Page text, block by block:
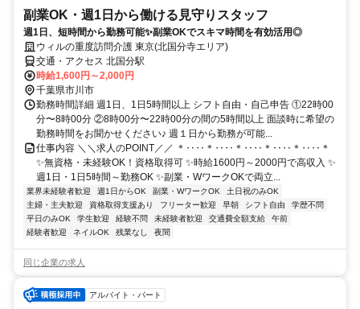
副業OK・週1日から働ける見守りスタッフ
週1日、短時間から勤務可能✨副業OKでスキマ時間を有効活用◎
ウィルの重度訪問介護 東京(北国分寺エリア)
交通・アクセス 北国分駅
時給1,600円～2,000円
千葉県市川市
勤務時間詳細 週1日、1日5時間以上 シフト自由・自己申告 ①22時00
分〜8時00分 ②8時00分〜22時00分の間の5時間以上 面談時に希望の
勤務時間をお聞かせください♪ 週１日から勤務が可能...
仕事内容 ＼＼求人のPOINT／／ ＊‥‥＊‥‥＊‥‥＊‥‥＊‥‥＊
✨無資格・未経験OK！資格取得可 ✨時給1600円～2000円で高収入 ✨
週1日・1日5時間～勤務OK ✨副業・WワークOKで両立...
業界未経験者歓迎 週1日からOK 副業・WワークOK
土日祝のみOK
主婦・主夫歓迎
資格取得支援あり フリーター歓迎 早朝 シフト自由
学歴不問
平日のみOK
学生歓迎 経験不問 未経験者歓迎 交通費全額支給
午前
経験者歓迎
ネイルOK 残業なし 夜間
同じ企業の求人
アルバイト・パート